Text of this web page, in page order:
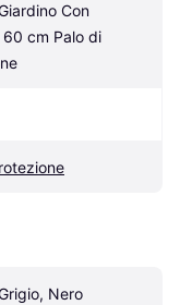
Con
60 cm Palo di
Nero